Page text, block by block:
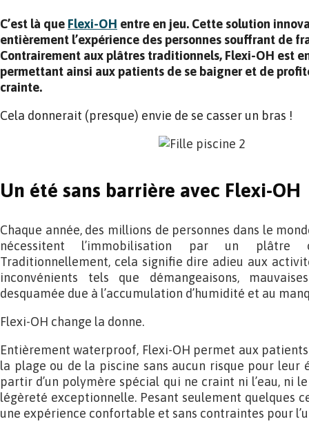
C’est là que Flexi-OH entre en jeu. Cette solution
entièrement l’expérience des personnes souffrant de
Contrairement aux plâtres traditionnels, Flexi-OH est
permettant ainsi aux patients de se baigner et de
crainte.
Cela donnerait (presque) envie de se casser un bras !
Un été sans barrière avec Flexi-OH
Chaque année, des millions de personnes dans le
nécessitent l’immobilisation par un
Traditionnellement, cela signifie dire adieu aux
inconvénients tels que démangeaisons,
desquamée due à l’accumulation d’humidité et au
Flexi-OH change la donne.
Entièrement waterproof, Flexi-OH permet aux
la plage ou de la piscine sans aucun risque pour leur
partir d’un polymère spécial qui ne craint ni l’eau, ni
légèreté exceptionnelle. Pesant seulement quelques
une expérience confortable et sans contraintes pour